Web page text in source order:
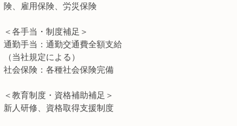
険、雇用保険、労災保険
＜各手当・制度補足＞
通勤手当：通勤交通費全額支給
（当社規定による）
社会保険：各種社会保険完備
＜教育制度・資格補助補足＞
新人研修、資格取得支援制度